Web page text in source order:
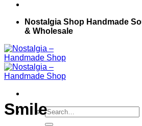
Nostalgia Shop Handmade
& Wholesale
Search
for:
Smile